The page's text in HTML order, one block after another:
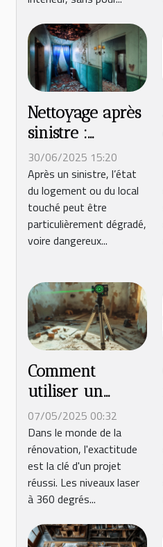
Nettoyage après
sinistre :
combien coûte
une
intervention
professionnelle
?
30/06/2025 15:20
Après un sinistre, l’état
du logement ou du local
touché peut être
particulièrement dégradé,
voire dangereux...
Comment
utiliser un
niveau laser
360 degrés pour
vos projets de
rénovation
07/05/2025 00:32
Dans le monde de la
rénovation, l'exactitude
est la clé d'un projet
réussi. Les niveaux laser
à 360 degrés...